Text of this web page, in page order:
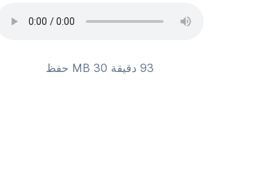
93 دقيقة 30 MB حفظ